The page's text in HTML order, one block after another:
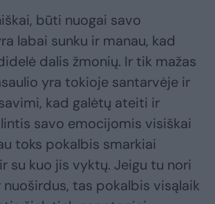
būti nuogai savo
labai sunku ir manau, kad
dalis žmonių. Ir tik mažas
yra tokioje santarvėje ir
kad galėtų ateiti ir
savo emocijomis visiškai
toks pokalbis smarkiai
su kuo jis vyktų. Jeigu tu nori
tas pokalbis visąlaik